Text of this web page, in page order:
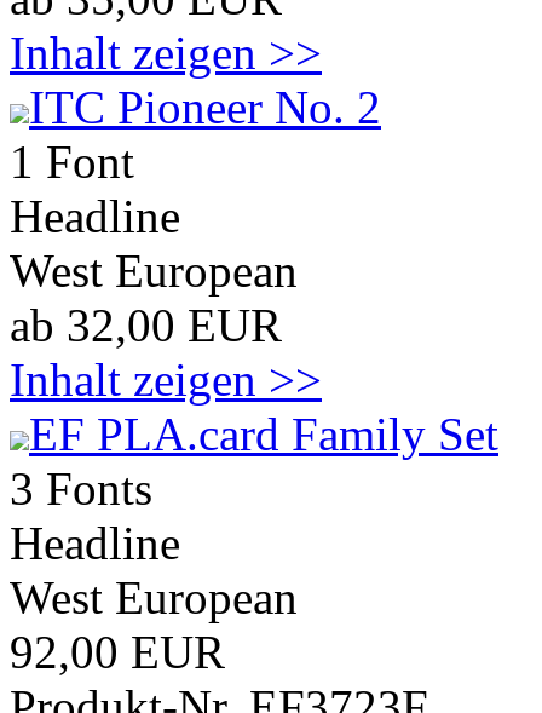
Inhalt zeigen >>
ITC Pioneer No. 2
1 Font
Headline
West European
ab 32,00 EUR
Inhalt zeigen >>
EF PLA.card Family Set
3 Fonts
Headline
West European
92,00 EUR